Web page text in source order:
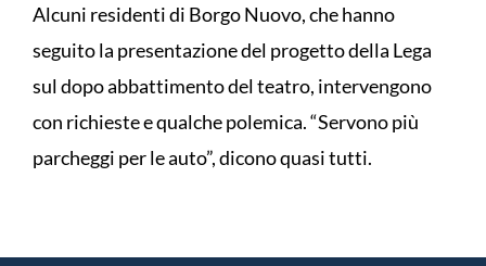
Alcuni residenti di Borgo Nuovo, che hanno
seguito la presentazione del progetto della Lega
sul dopo abbattimento del teatro, intervengono
con richieste e qualche polemica. “Servono più
parcheggi per le auto”, dicono quasi tutti.